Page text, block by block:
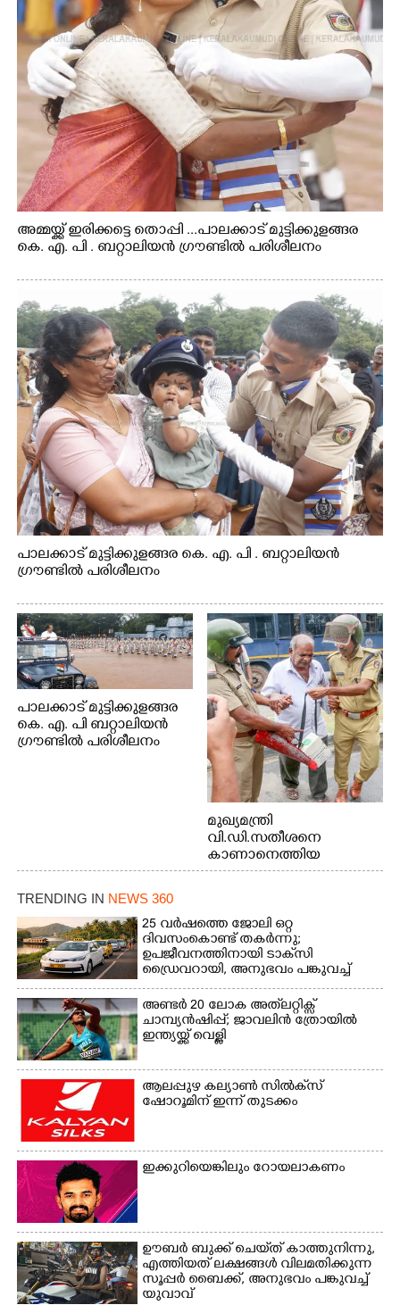
അമ്മയ്ക്ക് ഇരിക്കട്ടെ തൊപ്പി ...പാലക്കാട് മുട്ടിക്കുളങ്ങര
കെ. എ. പി . ബറ്റാലിയൻ ഗ്രൗണ്ടിൽ പരിശീലനം
പാലക്കാട് മുട്ടിക്കുളങ്ങര കെ. എ. പി . ബറ്റാലിയൻ
ഗ്രൗണ്ടിൽ പരിശീലനം
പാലക്കാട് മുട്ടിക്കുളങ്ങര
കെ. എ. പി ബറ്റാലിയൻ
ഗ്രൗണ്ടിൽ പരിശീലനം
മുഖ്യമന്ത്രി
വി.ഡി.സതീശനെ
കാണാനെത്തിയ
മോഹനൻ നായർ
TRENDING IN NEWS 360
25 വർഷത്തെ ജോലി ഒറ്റ
ദിവസംകൊണ്ട് തകർന്നു;
ഉപജീവനത്തിനായി ടാക്‌സി
ഡ്രൈവറായി,​ അനുഭവം പങ്കുവച്ച്
യുവതി
അണ്ടർ 20 ലോക അത്‌ലറ്റിക്സ്
ചാമ്പ്യൻഷിപ്പ്; ജാവലിൻ ത്രോയിൽ
ഇന്ത്യയ്ക്ക് വെള്ളി
ആലപ്പുഴ കല്യാൺ സിൽക്‌സ്
ഷോറൂമിന് ഇന്ന് തുടക്കം
ഇക്കുറിയെങ്കിലും റോയലാകണം
ഊബർ ബുക്ക് ചെയ്‌ത് കാത്തുനിന്നു,​
എത്തിയത് ലക്ഷങ്ങൾ വിലമതിക്കുന്ന
സൂപ്പർ ബൈക്ക്,​ അനുഭവം പങ്കുവച്ച്
യുവാവ്